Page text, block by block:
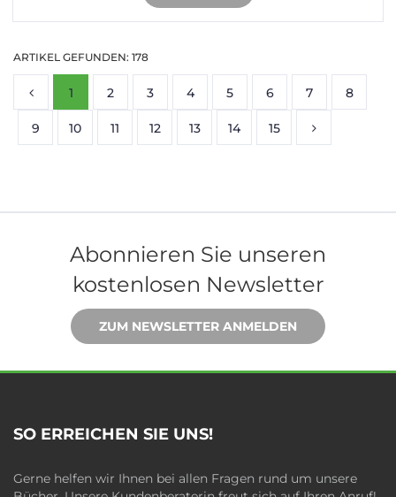
ARTIKEL GEFUNDEN: 178
1 2 3 4 5 6 7 8
9 10 11 12 13 14 15
Abonnieren Sie unseren
kostenlosen Newsletter
ZUM NEWSLETTER ANMELDEN
SO ERREICHEN SIE UNS!
Gerne helfen wir Ihnen bei allen Fragen rund um unsere